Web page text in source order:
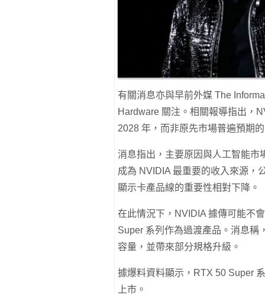
有關消息亦與早前外媒 The
Hardware 關注。相關報導指出，
2028 年，而非原先市場普遍預期
消息指出，主要原因與人工智能市
成為 NVIDIA 最重要的收入來源，
顯示卡產品線的重要性相對下降。
在此情況下，NVIDIA 據傳可能不
Super 系列作為過渡產品。消息稱
容量，並帶來部分規格升級。
據爆料資料顯示，RTX 50 Super
上市。